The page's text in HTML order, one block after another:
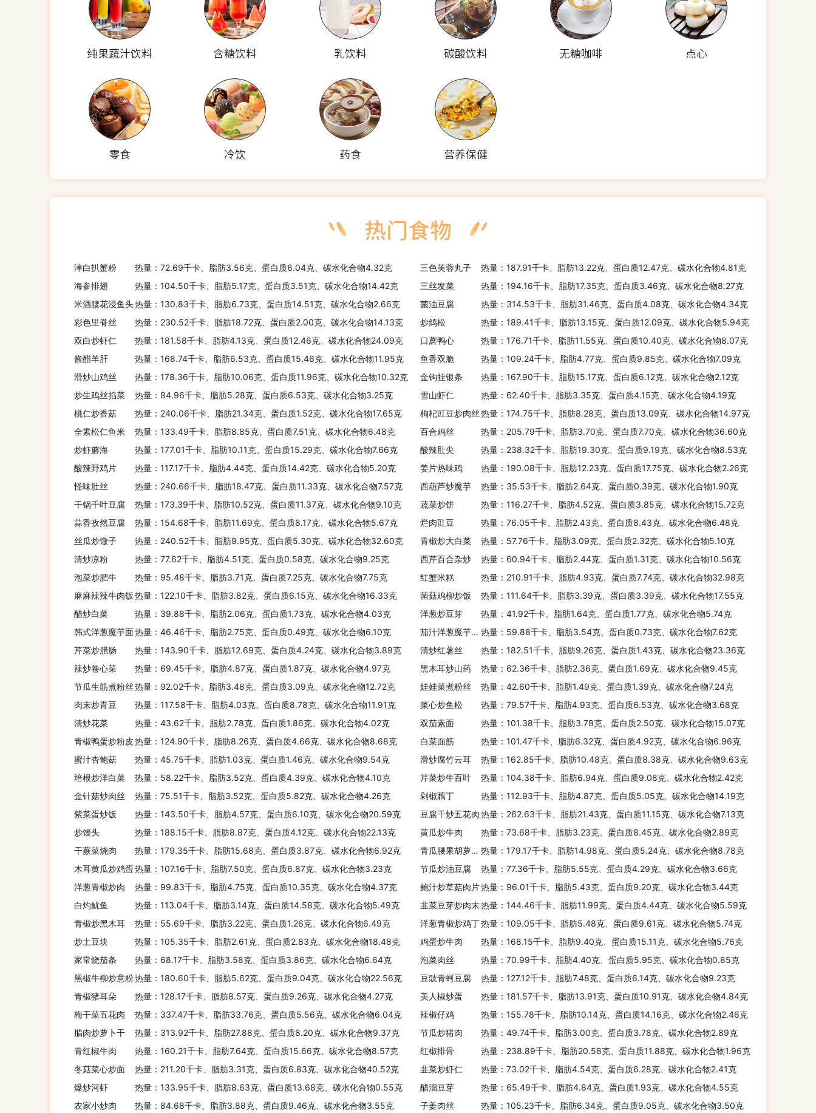
纯果蔬汁饮料 含糖饮料 乳饮料 碳酸饮料 无糖咖啡 点心
零食 冷饮 药食 营养保健
津白扒蟹粉 热量：72.69千卡、脂肪3.56克、蛋白质6.04克、碳水化合物4.32克 三色芙蓉丸子
热量：187.91千卡、脂肪13.22克、蛋白质12.47克、碳水化合物4.81克
海参排翅
热量：104.50千卡、脂肪5.17克、蛋白质3.51克、碳水化合物14.42克 三丝发菜
热量：194.16千卡、脂肪17.35克、蛋白质3.46克、碳水化合物8.27克
米酒腰花浸鱼头热量：130.83千卡、脂肪6.73克、蛋白质14.51克、碳水化合物2.66克 菌油豆腐
热量：314.53千卡、脂肪31.46克、蛋白质4.08克、碳水化合物4.34克
彩色里脊丝
热量：230.52千卡、脂肪18.72克、蛋白质2.00克、碳水化合物14.13克 炒鸽松
热量：189.41千卡、脂肪13.15克、蛋白质12.09克、碳水化合物5.94克
双白炒虾仁
热量：181.58千卡、脂肪4.13克、蛋白质12.46克、碳水化合物24.09克 口蘑鸭心
热量：176.71千卡、脂肪11.55克、蛋白质10.40克、碳水化合物8.07克
酱醋羊肝
热量：168.74千卡、脂肪6.53克、蛋白质15.46克、碳水化合物11.95克 鱼香双脆
热量：109.24千卡、脂肪4.77克、蛋白质9.85克、碳水化合物7.09克
滑炒山鸡丝
热量：178.36千卡、脂肪10.06克、蛋白质11.96克、碳水化合物10.32克 金钩挂银条
热量：167.90千卡、脂肪15.17克、蛋白质6.12克、碳水化合物2.12克
炒生鸡丝掐菜
热量：84.96千卡、脂肪5.28克、蛋白质6.53克、碳水化合物3.25克 雪山虾仁
热量：62.40千卡、脂肪3.35克、蛋白质4.15克、碳水化合物4.19克
桃仁炒香菇
热量：240.06千卡、脂肪21.34克、蛋白质1.52克、碳水化合物17.65克 枸杞豇豆炒肉丝热量：174.75千卡、脂肪8.28克、蛋白质13.09克、碳水化合物14.97克
全素松仁鱼米
热量：133.49千卡、脂肪8.85克、蛋白质7.51克、碳水化合物6.48克 百合鸡丝
热量：205.79千卡、脂肪3.70克、蛋白质7.70克、碳水化合物36.60克
炒虾蘑海
热量：177.01千卡、脂肪10.11克、蛋白质15.29克、碳水化合物7.66克 酸辣肚尖
热量：238.32千卡、脂肪19.30克、蛋白质9.19克、碳水化合物8.53克
酸辣野鸡片
热量：117.17千卡、脂肪4.44克、蛋白质14.42克、碳水化合物5.20克 姜片热味鸡
热量：190.08千卡、脂肪12.23克、蛋白质17.75克、碳水化合物2.26克
怪味肚丝
热量：240.66千卡、脂肪18.47克、蛋白质11.33克、碳水化合物7.57克 西葫芦炒魔芋
热量：35.53千卡、脂肪2.64克、蛋白质0.39克、碳水化合物1.90克
干锅千叶豆腐
热量：173.39千卡、脂肪10.52克、蛋白质11.37克、碳水化合物9.10克 蔬菜炒饼
热量：116.27千卡、脂肪4.52克、蛋白质3.85克、碳水化合物15.72克
蒜香孜然豆腐
热量：154.68千卡、脂肪11.69克、蛋白质8.17克、碳水化合物5.67克 烂肉豇豆
热量：76.05千卡、脂肪2.43克、蛋白质8.43克、碳水化合物6.48克
丝瓜炒馓子
热量：240.52千卡、脂肪9.95克、蛋白质5.30克、碳水化合物32.60克 青椒炒大白菜
热量：57.76千卡、脂肪3.09克、蛋白质2.32克、碳水化合物5.10克
清炒凉粉
热量：77.62千卡、脂肪4.51克、蛋白质0.58克、碳水化合物9.25克 西芹百合杂炒
热量：60.94千卡、脂肪2.44克、蛋白质1.31克、碳水化合物10.56克
泡菜炒肥牛
热量：95.48千卡、脂肪3.71克、蛋白质7.25克、碳水化合物7.75克 红蟹米糕
热量：210.91千卡、脂肪4.93克、蛋白质7.74克、碳水化合物32.98克
麻麻辣辣牛肉饭热量：122.10千卡、脂肪3.82克、蛋白质6.15克、碳水化合物16.33克 菌菇鸡柳炒饭
热量：111.64千卡、脂肪3.39克、蛋白质3.39克、碳水化合物17.55克
醋炒白菜
热量：39.88千卡、脂肪2.06克、蛋白质1.73克、碳水化合物4.03克 洋葱炒豆芽
热量：41.92千卡、脂肪1.64克、蛋白质1.77克、碳水化合物5.74克
韩式洋葱魔芋面热量：46.46千卡、脂肪2.75克、蛋白质0.49克、碳水化合物6.10克 茄汁洋葱魔芋面(辣) 热量：59.88千卡、脂肪3.54克、蛋白质0.73克、碳水化合物7.62克
芹菜炒腊肠
热量：143.90千卡、脂肪12.69克、蛋白质4.24克、碳水化合物3.89克 清炒红薯丝
热量：182.51千卡、脂肪9.26克、蛋白质1.43克、碳水化合物23.36克
辣炒卷心菜
热量：69.45千卡、脂肪4.87克、蛋白质1.87克、碳水化合物4.97克 黑木耳炒山药
热量：62.36千卡、脂肪2.36克、蛋白质1.69克、碳水化合物9.45克
节瓜生筋煮粉丝热量：92.02千卡、脂肪3.48克、蛋白质3.09克、碳水化合物12.72克 娃娃菜煮粉丝
热量：42.60千卡、脂肪1.49克、蛋白质1.39克、碳水化合物7.24克
肉末炒青豆
热量：117.58千卡、脂肪4.03克、蛋白质8.78克、碳水化合物11.91克 菜心炒鱼松
热量：79.57千卡、脂肪4.93克、蛋白质6.53克、碳水化合物3.68克
清炒花菜
热量：43.62千卡、脂肪2.78克、蛋白质1.86克、碳水化合物4.02克 双茄素面
热量：101.38千卡、脂肪3.78克、蛋白质2.50克、碳水化合物15.07克
青椒鸭蛋炒粉皮热量：124.90千卡、脂肪8.26克、蛋白质4.66克、碳水化合物8.68克 白菜面筋
热量：101.47千卡、脂肪6.32克、蛋白质4.92克、碳水化合物6.96克
蜜汁杏鲍菇
热量：45.75千卡、脂肪1.03克、蛋白质1.46克、碳水化合物9.54克 滑炒腐竹云耳
热量：162.85千卡、脂肪10.48克、蛋白质8.38克、碳水化合物9.63克
培根炒洋白菜
热量：58.22千卡、脂肪3.52克、蛋白质4.39克、碳水化合物4.10克 芹菜炒牛百叶
热量：104.38千卡、脂肪6.94克、蛋白质9.08克、碳水化合物2.42克
金针菇炒肉丝
热量：75.51千卡、脂肪3.52克、蛋白质5.82克、碳水化合物4.26克 剁椒藕丁
热量：112.93千卡、脂肪4.87克、蛋白质5.05克、碳水化合物14.19克
紫菜蛋炒饭
热量：143.50千卡、脂肪4.57克、蛋白质6.10克、碳水化合物20.59克 豆腐干炒五花肉热量：262.63千卡、脂肪21.43克、蛋白质11.15克、碳水化合物7.13克
炒馒头
热量：188.15千卡、脂肪8.87克、蛋白质4.12克、碳水化合物22.13克 黄瓜炒牛肉
热量：73.68千卡、脂肪3.23克、蛋白质8.45克、碳水化合物2.89克
干蕨菜烧肉
热量：179.35千卡、脂肪15.68克、蛋白质3.87克、碳水化合物6.92克 青瓜腰果胡萝卜凉薯杂炒 热量：179.17千卡、脂肪14.98克、蛋白质5.24克、碳水化合物8.78克
木耳黄瓜炒鸡蛋热量：107.16千卡、脂肪7.50克、蛋白质6.87克、碳水化合物3.23克 节瓜炒油豆腐
热量：77.36千卡、脂肪5.55克、蛋白质4.29克、碳水化合物3.66克
洋葱青椒炒肉
热量：99.83千卡、脂肪4.75克、蛋白质10.35克、碳水化合物4.37克 鲍汁炒草菇肉片热量：96.01千卡、脂肪5.43克、蛋白质9.20克、碳水化合物3.44克
白灼鱿鱼
热量：113.04千卡、脂肪3.14克、蛋白质14.58克、碳水化合物5.49克 韭菜豆芽炒肉末热量：144.46千卡、脂肪11.99克、蛋白质4.44克、碳水化合物5.59克
青椒炒黑木耳
热量：55.69千卡、脂肪3.22克、蛋白质1.26克、碳水化合物6.49克 洋葱青椒炒鸡丁热量：109.05千卡、脂肪5.48克、蛋白质9.61克、碳水化合物5.74克
炒土豆块
热量：105.35千卡、脂肪2.61克、蛋白质2.83克、碳水化合物18.48克 鸡蛋炒牛肉
热量：168.15千卡、脂肪9.40克、蛋白质15.11克、碳水化合物5.76克
家常烧茄条
热量：68.17千卡、脂肪3.58克、蛋白质3.86克、碳水化合物6.64克 泡菜肉丝
热量：70.99千卡、脂肪4.40克、蛋白质5.95克、碳水化合物0.85克
黑椒牛柳炒意粉热量：180.60千卡、脂肪5.62克、蛋白质9.04克、碳水化合物22.56克 豆豉青蚵豆腐
热量：127.12千卡、脂肪7.48克、蛋白质6.14克、碳水化合物9.23克
青椒猪耳朵
热量：128.17千卡、脂肪8.57克、蛋白质9.26克、碳水化合物4.27克 美人椒炒蛋
热量：181.57千卡、脂肪13.91克、蛋白质10.91克、碳水化合物4.84克
梅干菜五花肉
热量：337.47千卡、脂肪33.76克、蛋白质5.56克、碳水化合物6.04克 辣椒仔鸡
热量：155.78千卡、脂肪10.14克、蛋白质14.16克、碳水化合物2.46克
腊肉炒萝卜干
热量：313.92千卡、脂肪27.88克、蛋白质8.20克、碳水化合物9.37克 节瓜炒猪肉
热量：49.74千卡、脂肪3.00克、蛋白质3.78克、碳水化合物2.89克
青红椒牛肉
热量：160.21千卡、脂肪7.64克、蛋白质15.66克、碳水化合物8.57克 红椒排骨
热量：238.89千卡、脂肪20.58克、蛋白质11.88克、碳水化合物1.96克
冬菇菜心炒面
热量：211.20千卡、脂肪3.31克、蛋白质6.83克、碳水化合物40.52克 韭菜炒虾仁
热量：73.02千卡、脂肪4.54克、蛋白质6.28克、碳水化合物2.41克
爆炒河虾
热量：133.95千卡、脂肪8.63克、蛋白质13.68克、碳水化合物0.55克 醋溜豆芽
热量：65.49千卡、脂肪4.84克、蛋白质1.93克、碳水化合物4.55克
农家小炒肉
热量：84.68千卡、脂肪3.88克、蛋白质9.46克、碳水化合物3.55克 子姜肉丝 热量：105.23千卡、脂肪6.34克、蛋白质9.05克、碳水化合物3.50克